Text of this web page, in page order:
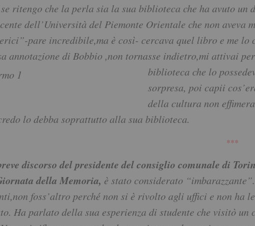
se ritengo che la perla sia la sua biblioteca che ha avuto
dell’Università del Piemonte Orientale che non
pare incredibile,ma è così- cercava quel libro e me
annotazione di Bobbio ,non tornasse indietro,mi attivai
biblioteca che lo
sorpresa, poi capii
della cultura non
lo debba soprattutto alla sua biblioteca.
***
discorso del presidente del consiglio comunale di
della Memoria, è stato considerato
foss’altro perché non si è rivolto agli uffici e non ha
Ha parlato della sua esperienza di studente che visitò un